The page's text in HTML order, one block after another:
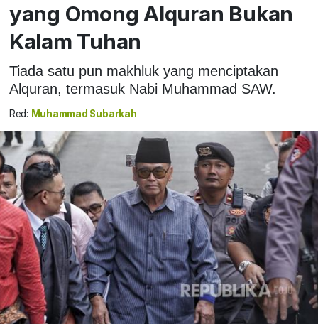
yang Omong Alquran Bukan
Kalam Tuhan
Tiada satu pun makhluk yang menciptakan
Alquran, termasuk Nabi Muhammad SAW.
Red: Muhammad Subarkah